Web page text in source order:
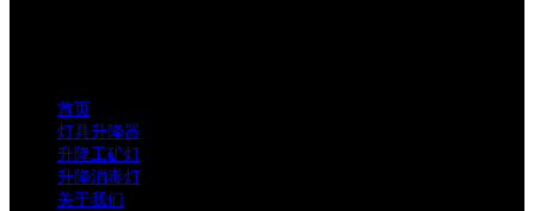
首页
灯具升降器
升降工矿灯
升降消毒灯
关于我们